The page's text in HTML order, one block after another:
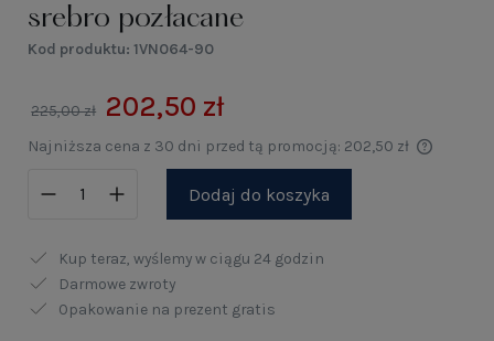
srebro pozłacane
Kod produktu: 1VN064-90
225,00 zł 202,50 zł
Najniższa cena z 30 dni przed tą promocją: 202,50 zł
Dodaj do koszyka
Kup teraz, wyślemy w ciągu 24 godzin
Darmowe zwroty
Opakowanie na prezent gratis